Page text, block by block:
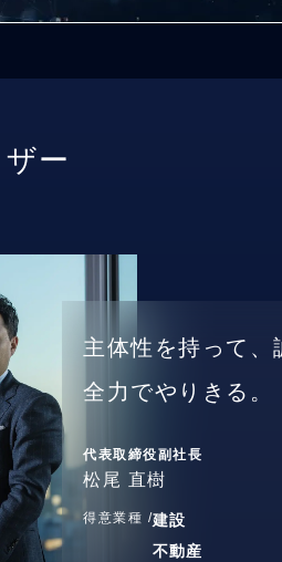
ー
主体性を持って、
全力でやりきる。
代表取締役副社長
松尾 直樹
得意業種 /建設
不動産